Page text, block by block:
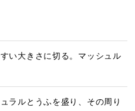
い大きさに切る。マッシュル
ラルとうふを盛り、その周り